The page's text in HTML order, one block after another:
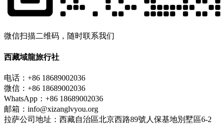
微信扫描二维码，随时联系我们
西藏域龍旅行社
电话：+86 18689002036
微信：+86 18689002036
WhatsApp：+86 18689002036
邮箱：info@xizanglvyou.org
拉萨公司地址：西藏自治區北京西路89號人保基地別墅區6-2